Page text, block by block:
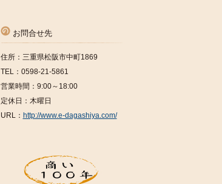
お問合せ先
住所：三重県松阪市中町1869
TEL：0598-21-5861
営業時間：9:00～18:00
定休日：木曜日
URL： http://www.e-dagashiya.com/